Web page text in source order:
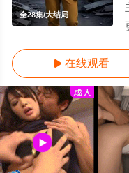
全28集/大结局
 在线观看